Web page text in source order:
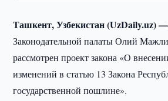
Ташкент, Узбекистан (UzDaily.uz)
Законодательной палаты Олий
рассмотрен проект закона «О
изменений в статью 13 Закона
государственной пошлине».